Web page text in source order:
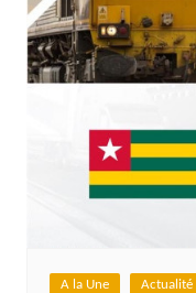
A la Une Actualité